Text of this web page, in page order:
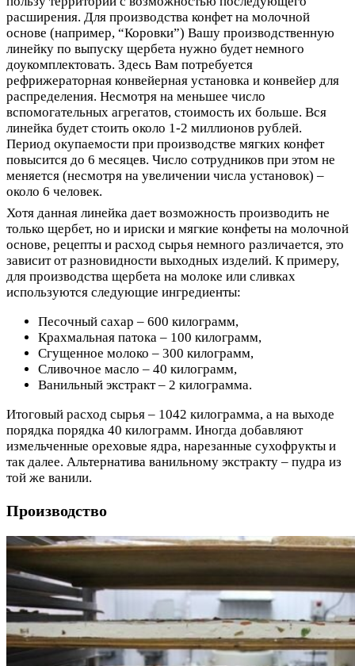
расширения. Для производства конфет на молочной
основе (например, “Коровки”) Вашу производственную
линейку по выпуску щербета нужно будет немного
доукомплектовать. Здесь Вам потребуется
рефрижераторная конвейерная установка и конвейер для
распределения. Несмотря на меньшее число
вспомогательных агрегатов, стоимость их больше. Вся
линейка будет стоить около 1-2 миллионов рублей.
Период окупаемости при производстве мягких конфет
повысится до 6 месяцев. Число сотрудников при этом не
меняется (несмотря на увеличении числа установок) –
около 6 человек.
Хотя данная линейка дает возможность производить не
только щербет, но и ириски и мягкие конфеты на молочной
основе, рецепты и расход сырья немного различается, это
зависит от разновидности выходных изделий. К примеру,
для производства щербета на молоке или сливках
используются следующие ингредиенты:
Песочный сахар – 600 килограмм,
Крахмальная патока – 100 килограмм,
Сгущенное молоко – 300 килограмм,
Сливочное масло – 40 килограмм,
Ванильный экстракт – 2 килограмма.
Итоговый расход сырья – 1042 килограмма, а на выходе
порядка порядка 40 килограмм. Иногда добавляют
измельченные ореховые ядра, нарезанные сухофрукты и
так далее. Альтернатива ванильному экстракту – пудра из
той же ванили.
Производство